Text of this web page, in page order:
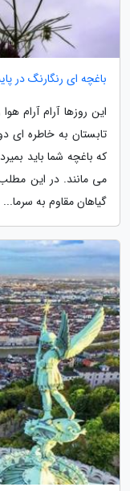
باغچه ای رنگارنگ در
این روزها آرام آرام
تابستان به خاطره ای
که باغچه شما باید
می مانند. در این
گیاهان مقاوم به سرما...